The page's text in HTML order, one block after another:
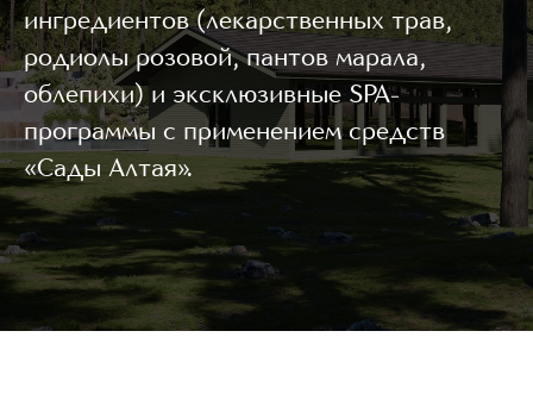
ингредиентов (лекарственных трав,
родиолы розовой, пантов марала,
облепихи) и эксклюзивные SPA-
программы с применением средств
«Сады Алтая».